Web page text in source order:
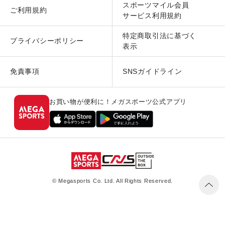
ご利用規約
スポーツマイル会員
サービス利用規約
プライバシーポリシー
特定商取引法に基づく
表示
免責事項 SNSガイドライン
お買い物が便利に！メガスポーツ公式アプリ
© Megasports Co. Ltd. All Rights Reserved.